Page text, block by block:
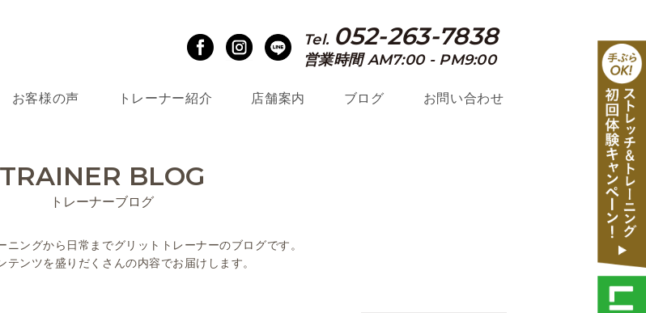
Tel. 052-263-7838
営業時間 AM7:00 - PM9:00
お客様の声 トレーナー紹介 店舗案内 ブログ お問い合わせ
TRAINER BLOG
トレーナーブログ
ニングから 日常までグリットトレーナーのブログです。
テンツを盛りだくさんの内容でお届けします。